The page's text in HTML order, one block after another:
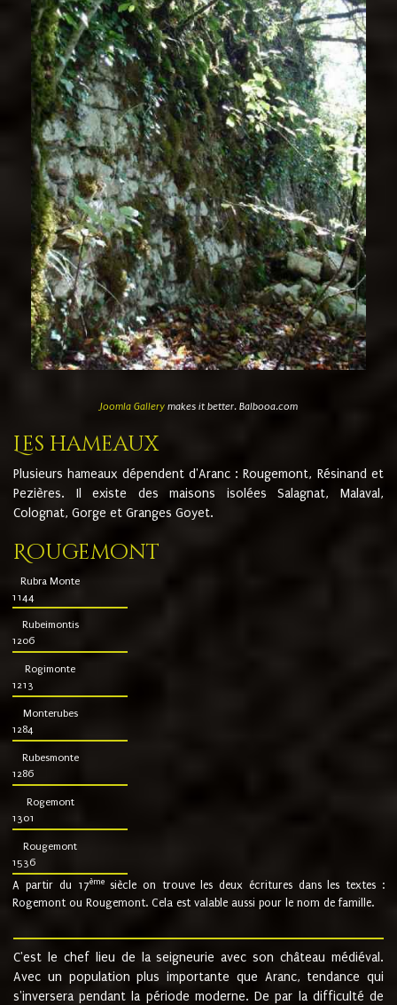
Joomla Gallerymakes it better. Balbooa.com
Les hameaux
Plusieurs hameaux dépendent d'Aranc : Rougemont, Résinand et
Pezières. Il existe des maisons isolées Salagnat, Malaval,
Colognat, Gorge et Granges Goyet.
Rougemont
Rubra Monte
1144
Rubeimontis
1206
Rogimonte
1213
Monterubes
1284
Rubesmonte
1286
Rogemont
1301
Rougemont
1536
A partir du 17ème siècle on trouve les deux écritures dans les textes :
Rogemont ou Rougemont. Cela est valable aussi pour le nom de famille.
C'est le chef lieu de la seigneurie avec son château médiéval.
Avec un population plus importante que Aranc, tendance qui
s'inversera pendant la période moderne. De par la difficulté de